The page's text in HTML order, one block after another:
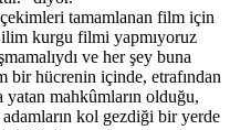
tamamlanan film için
kurgu filmi yapmıyoruz
ve her şey buna
bir hücrenin içinde, etrafından
yatan mahkûmların olduğu,
kol gezdiği bir yerde